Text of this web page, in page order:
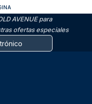
AVENUE para
ofertas especiales